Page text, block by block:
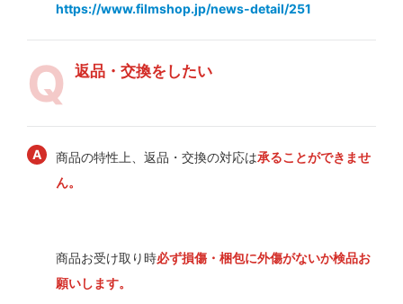
https://www.filmshop.jp/news-detail/251
返品・交換をしたい
商品の特性上、返品・交換の対応は承ることができませ
ん。
商品お受け取り時必ず損傷・梱包に外傷がないか検品お
願いします。